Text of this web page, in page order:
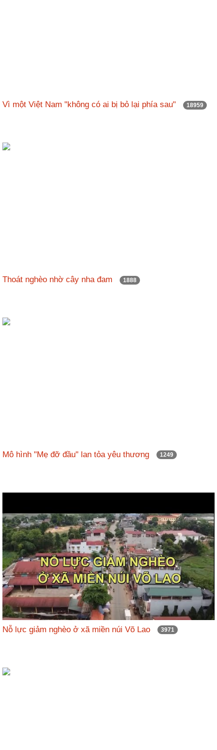
Vì một Việt Nam "không có ai bị bỏ lại phía sau" 18959
Thoát nghèo nhờ cây nha đam 1888
Mô hình "Mẹ đỡ đầu" lan tỏa yêu thương 1249
Nỗ lực giảm nghèo ở xã miền núi Võ Lao 3971